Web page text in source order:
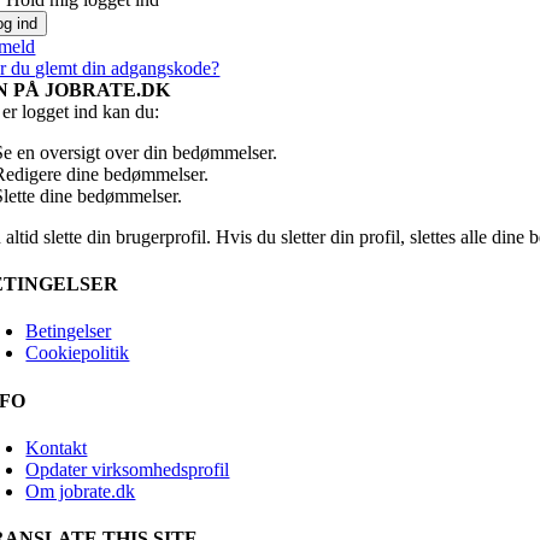
du glemt din adgangskode?
PÅ JOBRATE.DK
logget ind kan du:
en oversigt over din bedømmelser.
dine bedømmelser.
dine bedømmelser.
slette din brugerprofil. Hvis du sletter din profil, slettes alle dine
Betingelser
Cookiepolitik
Kontakt
Opdater virksomhedsprofil
Om jobrate.dk